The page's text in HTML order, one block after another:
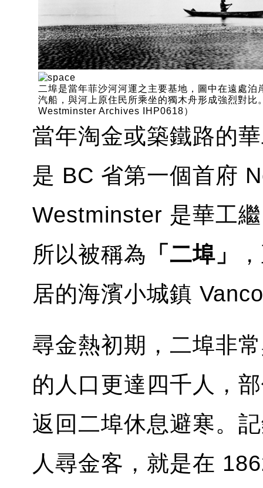
二埠是當年菲沙河河運之主要基地，圖中在遠處泊
汽船，與河上原住民所乘坐的獨木舟形成強烈對比
Westminster Archives IHP0618）
當年淘金或築鐵路的
是 BC 省第一個首府
Westminster 是華工
所以被稱為 「二埠」
居的海濱小城鎮
尋金熱初期，二埠非
的人口更達四千人，
返回二埠休息避寒。
人尋金客，就是在